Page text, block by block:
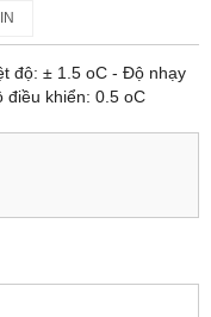
độ: ± 1.5 oC - Độ nhạy
điều khiển: 0.5 oC